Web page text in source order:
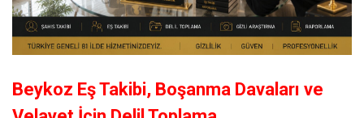
Beykoz Eş Takibi, Boşanma Davaları ve